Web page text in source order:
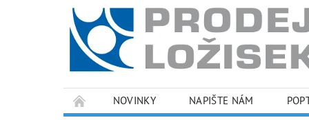
NOVINKY NAPIŠTE NÁM